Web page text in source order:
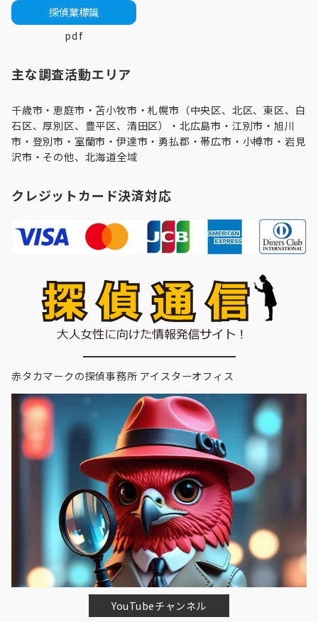
探偵業標識
pdf
主な調査活動エリア
千歳市・恵庭市 ・ 苫小牧市 ・札幌市（中央区、北区、東区、白
石区、厚別区、豊平区、清田区）
・ 北広島市 ・ 江別市 ・旭川
市 ・登別市・ 室蘭市 ・伊達市・勇払郡・帯広市・ 小樽市 ・ 岩見
沢市 ・その他、北海道全域
クレジットカード決済対応
赤タカマークの探偵事務所 アイスターオフィス
YouTubeチャンネル